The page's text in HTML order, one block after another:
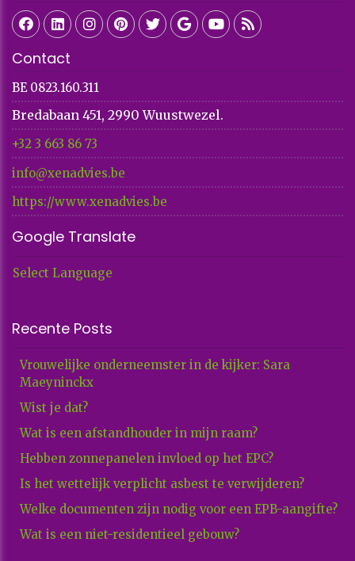
Contact
BE 0823.160.311
Bredabaan 451, 2990 Wuustwezel.
+32 3 663 86 73​​​​​​​
info@xenadvies.be
https://www.xenadvies.be
Google Translate
Select Language
Recente Posts
Vrouwelijke onderneemster in de kijker: Sara
Maeyninckx
Wist je dat?
Wat is een afstandhouder in mijn raam?
Hebben zonnepanelen invloed op het EPC?
Is het wettelijk verplicht asbest te verwijderen?
Welke documenten zijn nodig voor een EPB-aangifte?
Wat is een niet-residentieel gebouw?